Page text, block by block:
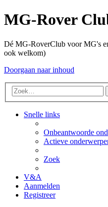
MG-Rover
Dé MG-RoverClub voor MG's
ook welkom)
Doorgaan naar inhoud
Snelle links
Onbeantwoorde
Actieve
Zoek
V&A
Aanmelden
Registreer